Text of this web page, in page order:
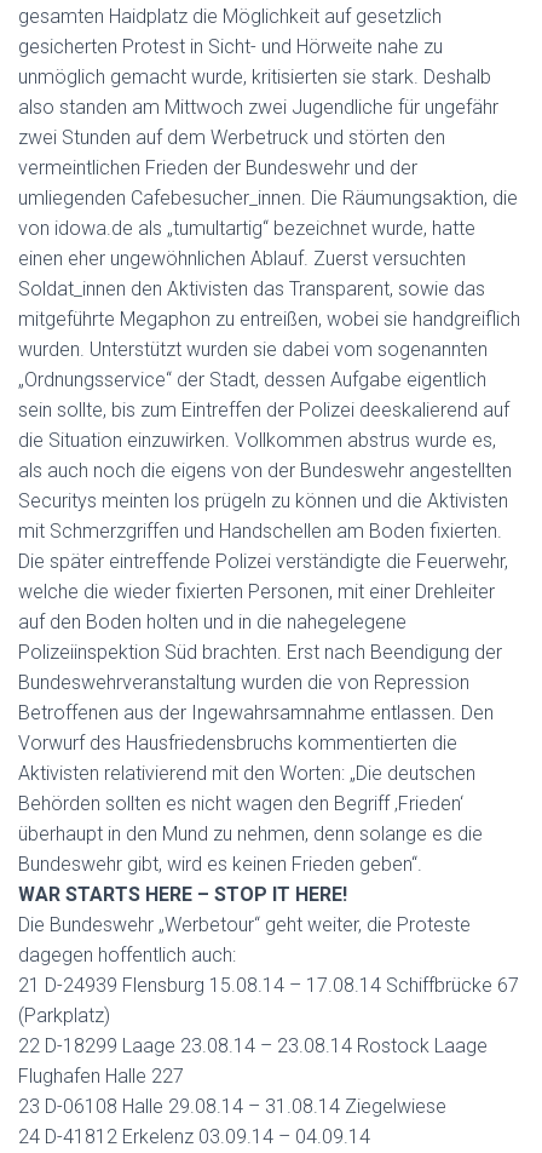
gesamten Haidplatz die Möglichkeit auf gesetzlich
gesicherten Protest in Sicht- und Hörweite nahe zu
unmöglich gemacht wurde, kritisierten sie stark. Deshalb
also standen am Mittwoch zwei Jugendliche für ungefähr
zwei Stunden auf dem Werbetruck und störten den
vermeintlichen Frieden der Bundeswehr und der
umliegenden Cafebesucher_innen. Die Räumungsaktion, die
von idowa.de als „tumultartig“ bezeichnet wurde, hatte
einen eher ungewöhnlichen Ablauf. Zuerst versuchten
Soldat_innen den Aktivisten das Transparent, sowie das
mitgeführte Megaphon zu entreißen, wobei sie handgreiflich
wurden. Unterstützt wurden sie dabei vom sogenannten
„Ordnungsservice“ der Stadt, dessen Aufgabe eigentlich
sein sollte, bis zum Eintreffen der Polizei deeskalierend auf
die Situation einzuwirken. Vollkommen abstrus wurde es,
als auch noch die eigens von der Bundeswehr angestellten
Securitys meinten los prügeln zu können und die Aktivisten
mit Schmerzgriffen und Handschellen am Boden fixierten.
Die später eintreffende Polizei verständigte die Feuerwehr,
welche die wieder fixierten Personen, mit einer Drehleiter
auf den Boden holten und in die nahegelegene
Polizeiinspektion Süd brachten. Erst nach Beendigung der
Bundeswehrveranstaltung wurden die von Repression
Betroffenen aus der Ingewahrsamnahme entlassen. Den
Vorwurf des Hausfriedensbruchs kommentierten die
Aktivisten relativierend mit den Worten: „Die deutschen
Behörden sollten es nicht wagen den Begriff ‚Frieden‘
überhaupt in den Mund zu nehmen, denn solange es die
Bundeswehr gibt, wird es keinen Frieden geben“.
WAR STARTS HERE – STOP IT HERE!
Die Bundeswehr „Werbetour“ geht weiter, die Proteste
dagegen hoffentlich auch:
21 D-24939 Flensburg 15.08.14 – 17.08.14 Schiffbrücke 67
(Parkplatz)
22 D-18299 Laage 23.08.14 – 23.08.14 Rostock Laage
Flughafen Halle 227
23 D-06108 Halle 29.08.14 – 31.08.14 Ziegelwiese
24 D-41812 Erkelenz 03.09.14 – 04.09.14